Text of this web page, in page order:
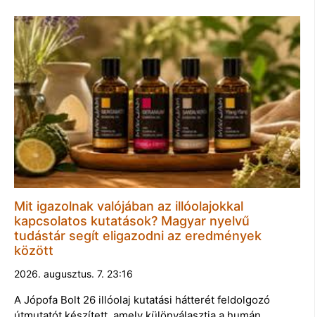
Mit igazolnak valójában az illóolajokkal
kapcsolatos kutatások? Magyar nyelvű
tudástár segít eligazodni az eredmények
között
2026. augusztus. 7. 23:16
A Jópofa Bolt 26 illóolaj kutatási hátterét feldolgozó